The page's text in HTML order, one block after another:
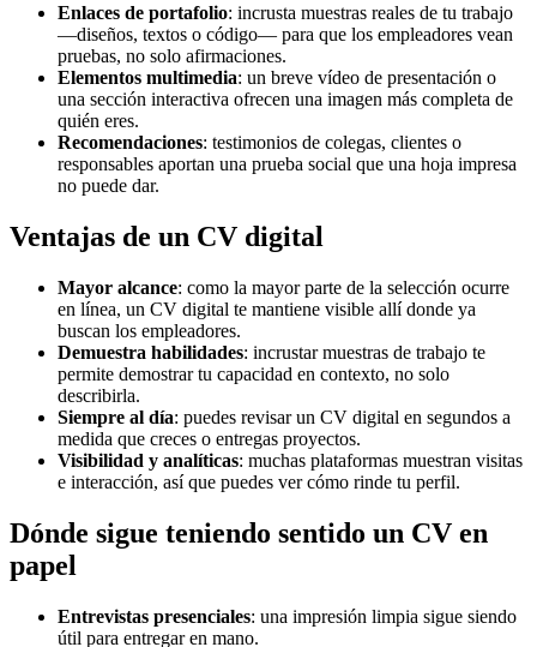
Enlaces de portafolio: incrusta muestras reales de tu trabajo
—diseños, textos o código— para que los empleadores vean
pruebas, no solo afirmaciones.
Elementos multimedia: un breve vídeo de presentación o
una sección interactiva ofrecen una imagen más completa de
quién eres.
Recomendaciones: testimonios de colegas, clientes o
responsables aportan una prueba social que una hoja impresa
no puede dar.
Ventajas de un CV digital
Mayor alcance: como la mayor parte de la selección ocurre
en línea, un CV digital te mantiene visible allí donde ya
buscan los empleadores.
Demuestra habilidades: incrustar muestras de trabajo te
permite demostrar tu capacidad en contexto, no solo
describirla.
Siempre al día: puedes revisar un CV digital en segundos a
medida que creces o entregas proyectos.
Visibilidad y analíticas: muchas plataformas muestran visitas
e interacción, así que puedes ver cómo rinde tu perfil.
Dónde sigue teniendo sentido un CV en
papel
Entrevistas presenciales: una impresión limpia sigue siendo
útil para entregar en mano.